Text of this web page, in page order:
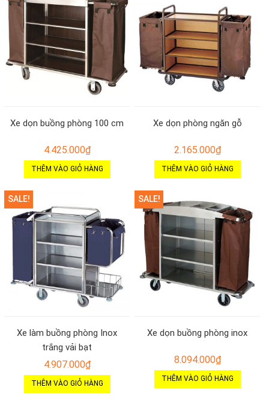
Xe dọn buồng phòng 100 cm
4.425.000₫
THÊM VÀO GIỎ HÀNG
Xe dọn phòng ngăn gỗ
2.165.000₫
THÊM VÀO GIỎ HÀNG
SALE!
Xe làm buồng phòng Inox
trắng vải bạt
4.907.000₫
THÊM VÀO GIỎ HÀNG
SALE!
Xe dọn buồng phòng inox
8.094.000₫
THÊM VÀO GIỎ HÀNG